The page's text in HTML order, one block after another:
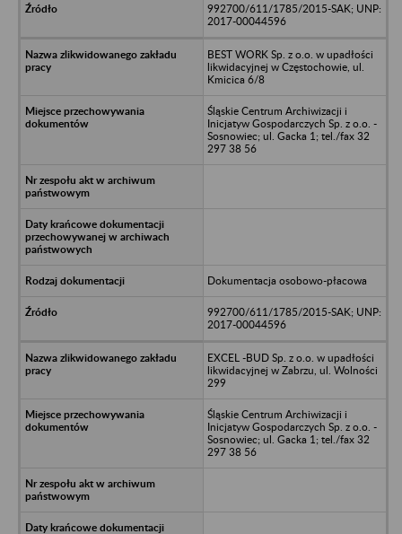
992700/611/1785/2015-SAK; UNP:
2017-00044596
BEST WORK Sp. z o.o. w upadłości
likwidacyjnej w Częstochowie, ul.
Kmicica 6/8
Śląskie Centrum Archiwizacji i
Inicjatyw Gospodarczych Sp. z o.o. -
Sosnowiec; ul. Gacka 1; tel./fax 32
297 38 56
Dokumentacja osobowo-płacowa
992700/611/1785/2015-SAK; UNP:
2017-00044596
EXCEL -BUD Sp. z o.o. w upadłości
likwidacyjnej w Zabrzu, ul. Wolności
299
Śląskie Centrum Archiwizacji i
Inicjatyw Gospodarczych Sp. z o.o. -
Sosnowiec; ul. Gacka 1; tel./fax 32
297 38 56